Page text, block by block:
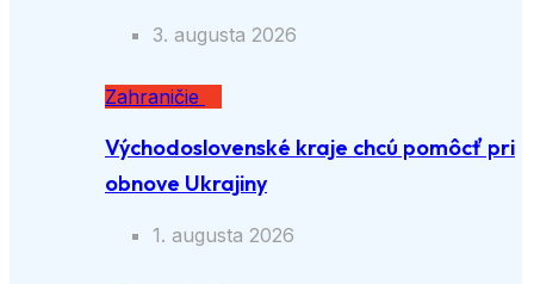
3. augusta 2026
Zahraničie
Východoslovenské kraje chcú pomôcť pri
obnove Ukrajiny
1. augusta 2026